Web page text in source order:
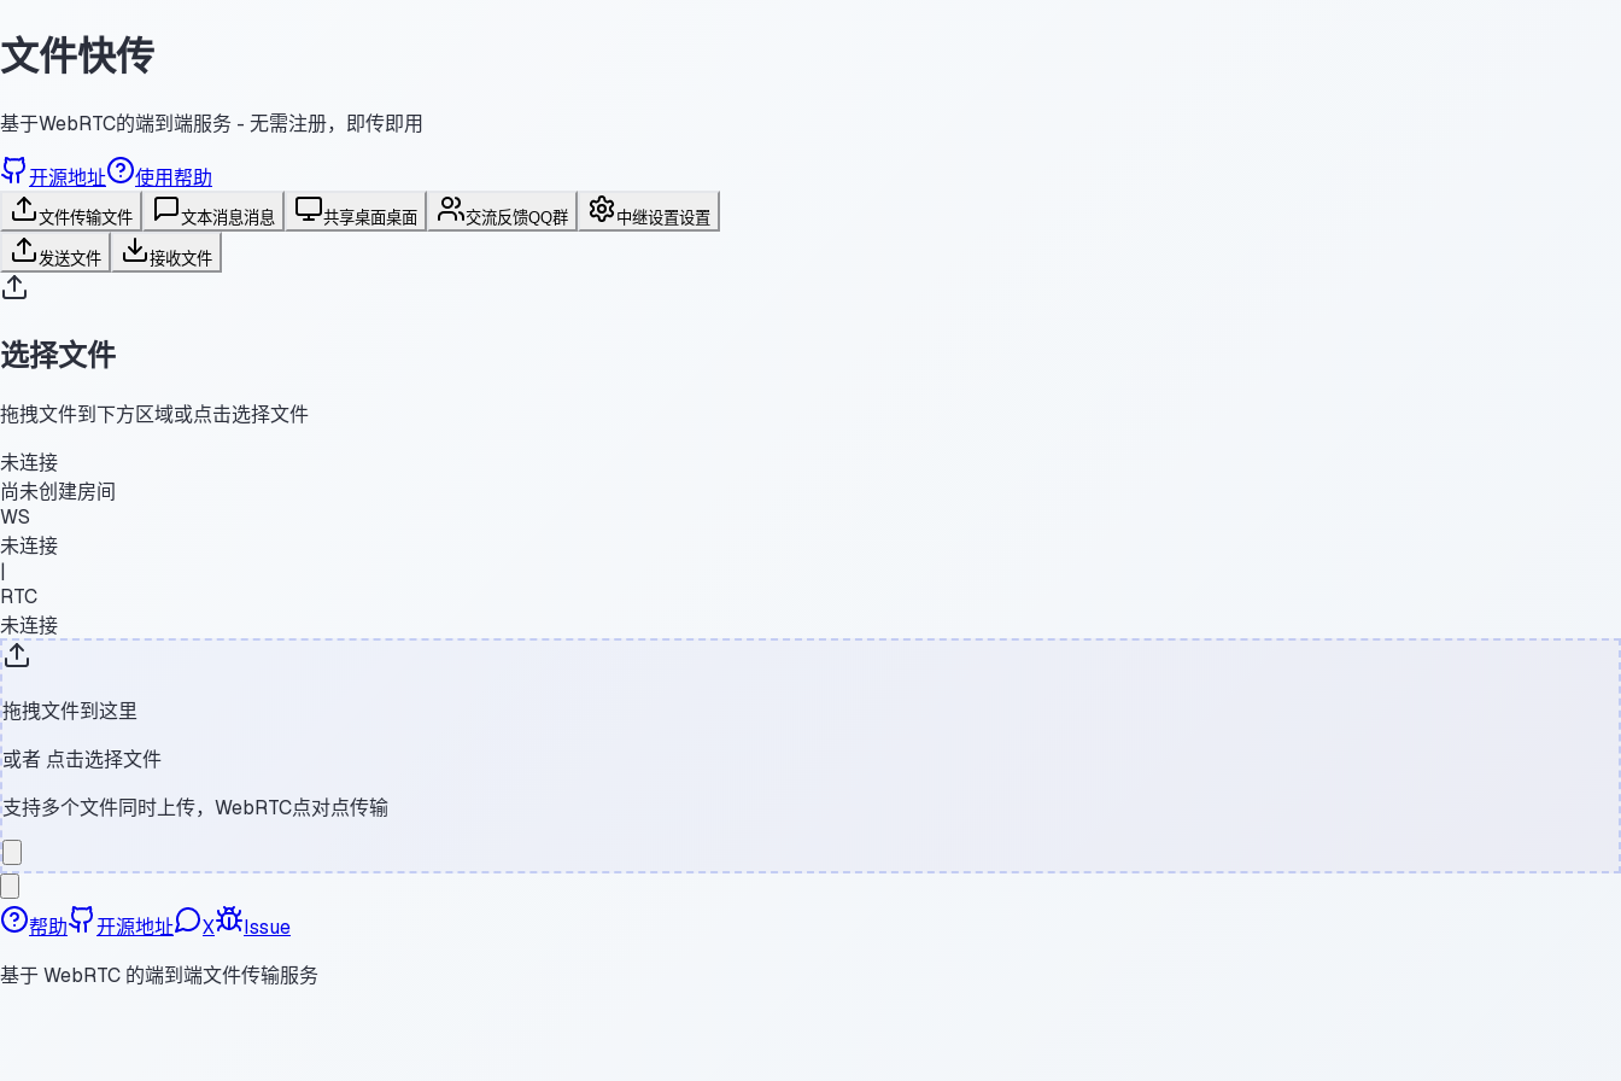
文件快传
基于WebRTC的端到端服务 - 无需注册，即传即用
开源地址 使用帮助
文件传输文件 文本消息消息 共享桌面桌面 交流反馈QQ群 中继设置设置
发送文件 接收文件
选择文件
拖拽文件到下方区域或点击选择文件
未连接
尚未创建房间
WS
未连接
|
RTC
未连接
拖拽文件到这里
或者 点击选择文件
支持多个文件同时上传，WebRTC点对点传输
帮助 开源地址 X
Issue
基于 WebRTC 的端到端文件传输服务